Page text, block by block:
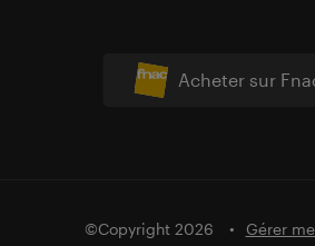
Acheter sur
©Copyright 2026 Gérer